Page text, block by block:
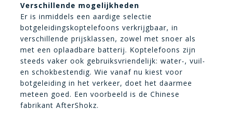
Verschillende mogelijkheden
Er is inmiddels een aardige selectie
botgeleidingskoptelefoons verkrijgbaar, in
verschillende prijsklassen, zowel met snoer als
met een oplaadbare batterij. Koptelefoons zijn
steeds vaker ook gebruiksvriendelijk: water-, vuil-
en schokbestendig. Wie vanaf nu kiest voor
botgeleiding in het verkeer, doet het daarmee
meteen goed. Een voorbeeld is de Chinese
fabrikant AfterShokz.